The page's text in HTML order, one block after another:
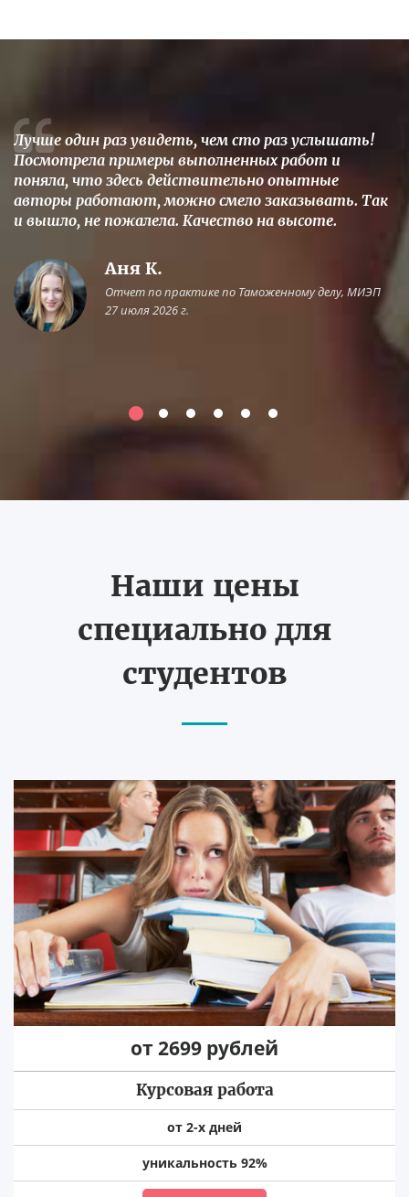
Лучше один раз увидеть, чем сто раз услышать!
Посмотрела примеры выполненных работ и
поняла, что здесь действительно опытные
авторы работают, можно смело заказывать. Так
и вышло, не пожалела. Качество на высоте.
Аня К.
Отчет по практике по Таможенному делу, МИЭП
27 июля 2026 г.
Наши цены
специально для
студентов
от 2699 рублей
Курсовая работа
от 2-х дней
уникальность 92%